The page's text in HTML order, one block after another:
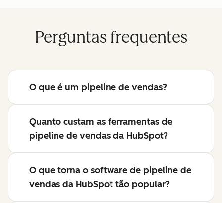
Perguntas frequentes
O que é um pipeline de vendas?
Quanto custam as ferramentas de
pipeline de vendas da HubSpot?
O que torna o software de pipeline de
vendas da HubSpot tão popular?